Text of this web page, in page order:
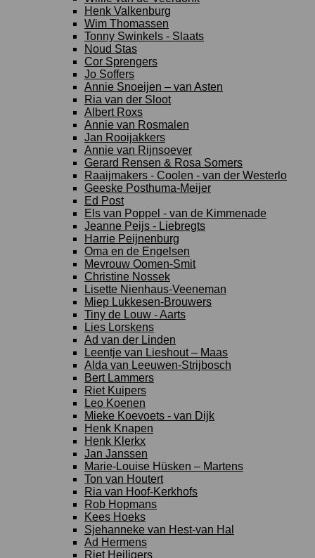
Henk Valkenburg
Wim Thomassen
Tonny Swinkels - Slaats
Noud Stas
Cor Sprengers
Jo Soffers
Annie Snoeijen – van Asten
Ria van der Sloot
Albert Roxs
Annie van Rosmalen
Jan Rooijakkers
Annie van Rijnsoever
Gerard Rensen & Rosa Somers
Raaijmakers - Coolen - van der Westerlo
Geeske Posthuma-Meijer
Ed Post
Els van Poppel - van de Kimmenade
Jeanne Peijs - Liebregts
Harrie Peijnenburg
Oma en de Engelsen
Mevrouw Oomen-Smit
Christine Nossek
Lisette Nienhaus-Veeneman
Miep Lukkesen-Brouwers
Tiny de Louw - Aarts
Lies Lorskens
Ad van der Linden
Leentje van Lieshout – Maas
Alda van Leeuwen-Strijbosch
Bert Lammers
Riet Kuipers
Leo Koenen
Mieke Koevoets - van Dijk
Henk Knapen
Henk Klerkx
Jan Janssen
Marie-Louise Hüsken – Martens
Ton van Houtert
Ria van Hoof-Kerkhofs
Rob Hopmans
Kees Hoeks
Sjehanneke van Hest-van Hal
Ad Hermens
Riet Heiligers